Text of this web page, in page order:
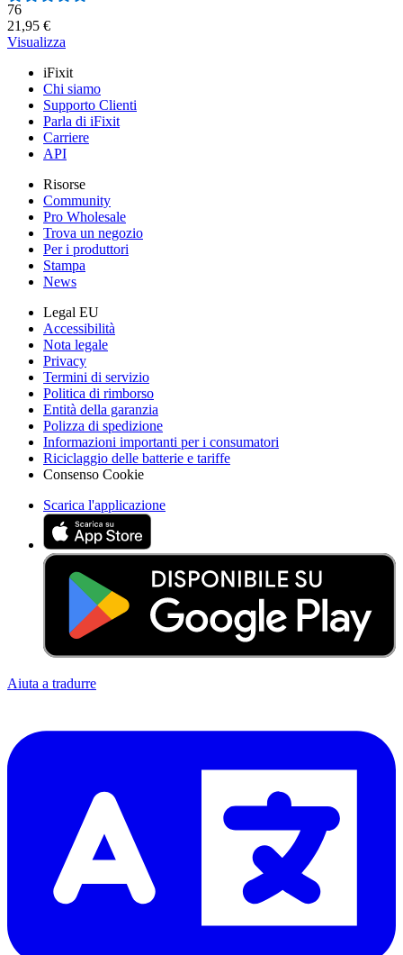
Numero di recensioni:
76
21,95 €
Visualizza
iFixit
Chi siamo
Supporto Clienti
Parla di iFixit
Carriere
API
Risorse
Community
Pro Wholesale
Trova un negozio
Per i produttori
Stampa
News
Legal EU
Accessibilità
Nota legale
Privacy
Termini di servizio
Politica di rimborso
Entità della garanzia
Polizza di spedizione
Informazioni importanti per i consumatori
Riciclaggio delle batterie e tariffe
Consenso Cookie
Scarica l'applicazione
Aiuta a tradurre